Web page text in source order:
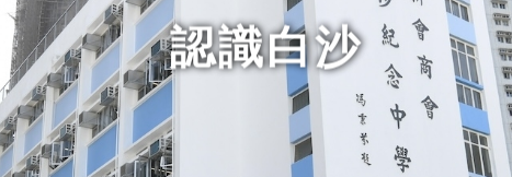
認識白沙